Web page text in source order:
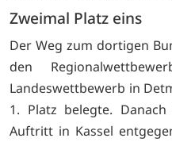
Zweimal Platz eins
Der Weg zum dortigen
den
Landeswettbewerb in
1. Platz belegte.
Auftritt in Kassel